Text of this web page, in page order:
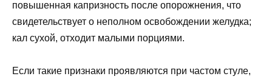
повышенная капризность после опорожнения, что
свидетельствует о неполном освобождении желудка;
кал сухой, отходит малыми порциями.
Если такие признаки проявляются при частом стуле,